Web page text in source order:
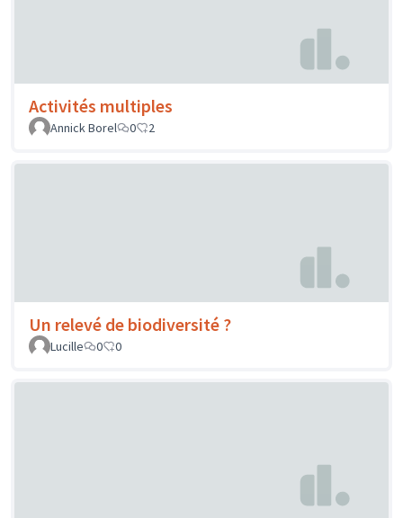
Activités multiples
Annick Borel 0 2
Un relevé de biodiversité ?
Lucille 0 0